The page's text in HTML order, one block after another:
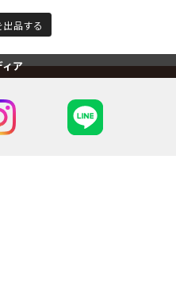
出品する
ア